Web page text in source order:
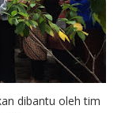
dibantu oleh tim